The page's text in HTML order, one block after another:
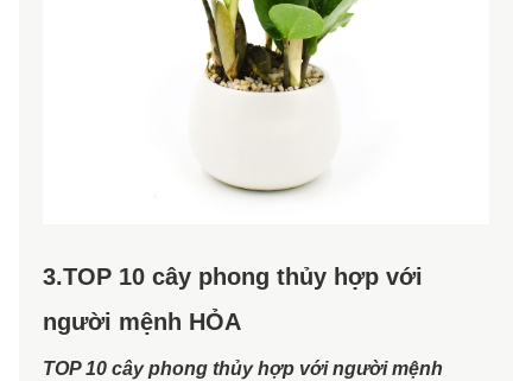
3.TOP 10 cây phong thủy hợp với
người mệnh HỎA
TOP 10 cây phong thủy hợp với người mệnh